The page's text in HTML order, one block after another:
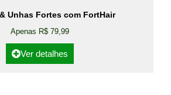
Unhas Fortes com FortHair
Apenas R$ 79,99
Ver detalhes